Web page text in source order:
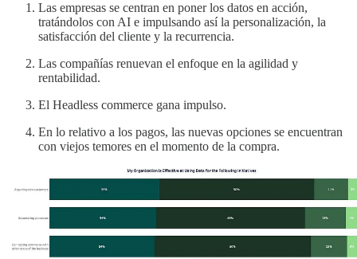
Las empresas se centran en poner los datos en acción,
tratándolos con AI e impulsando así la personalización, la
satisfacción del cliente y la recurrencia.
Las compañías renuevan el enfoque en la agilidad y
rentabilidad.
El Headless commerce gana impulso.
En lo relativo a los pagos, las nuevas opciones se encuentran
con viejos temores en el momento de la compra.